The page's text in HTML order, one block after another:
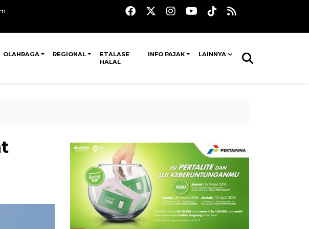
OLAHRAGA REGIONAL
ETALASE
HALAL
INFO PAJAK LAINNYA